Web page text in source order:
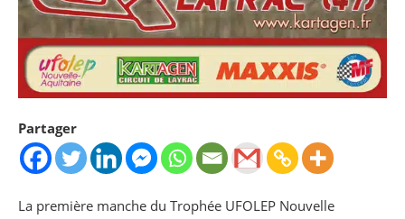
Partager
La première manche du Trophée UFOLEP Nouvelle